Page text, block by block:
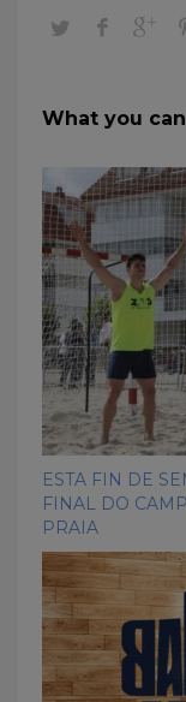
What you
ESTA FIN DE
FINAL DO
PRAIA